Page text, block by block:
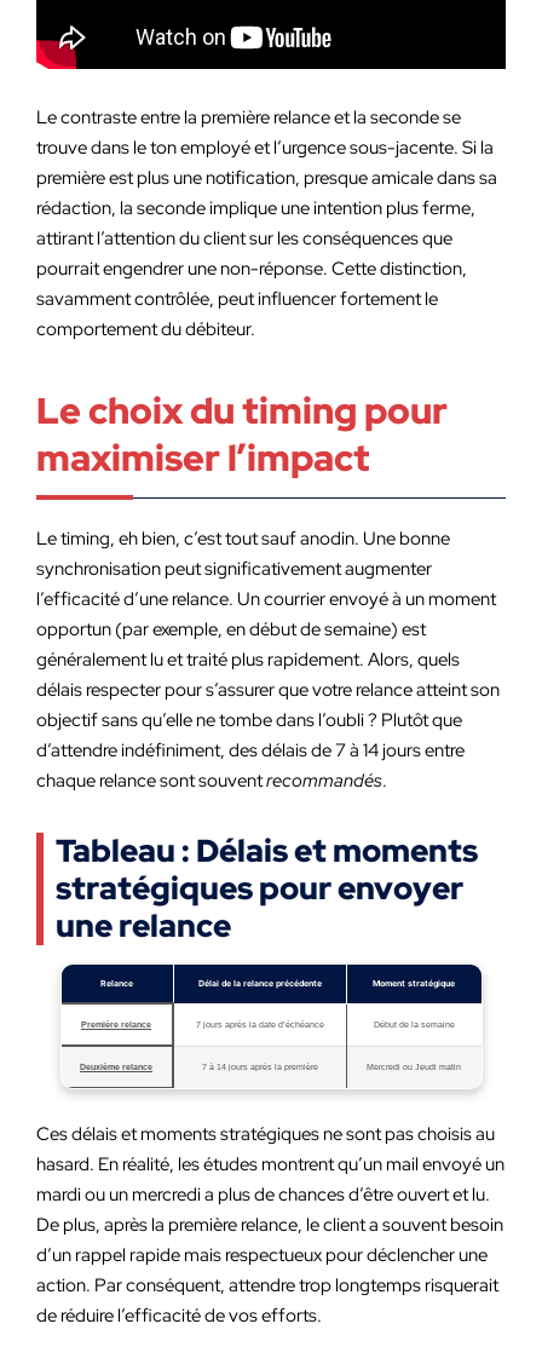
Le contraste entre la première relance et la seconde se
trouve dans le ton employé et l’urgence sous-jacente. Si la
première est plus une notification, presque amicale dans sa
rédaction, la seconde implique une intention plus ferme,
attirant l’attention du client sur les conséquences que
pourrait engendrer une non-réponse. Cette distinction,
savamment contrôlée, peut influencer fortement le
comportement du débiteur.
Le choix du timing pour
maximiser l’impact
Le timing, eh bien, c’est tout sauf anodin. Une bonne
synchronisation peut significativement augmenter
l’efficacité d’une relance. Un courrier envoyé à un moment
opportun (par exemple, en début de semaine) est
généralement lu et traité plus rapidement. Alors, quels
délais respecter pour s’assurer que votre relance atteint son
objectif sans qu’elle ne tombe dans l’oubli ? Plutôt que
d’attendre indéfiniment, des délais de 7 à 14 jours entre
chaque relance sont souventrecommandés.
Tableau : Délais et moments
stratégiques pour envoyer
une relance
Relance Délai de la relance précédente Moment stratégique
Première relance 7 jours après la date d’échéance Début de la semaine
Deuxième relance 7 à 14 jours après la première Mercredi ou Jeudi matin
Ces délais et moments stratégiques ne sont pas choisis au
hasard. En réalité, les études montrent qu’un mail envoyé un
mardi ou un mercredi a plus de chances d’être ouvert et lu.
De plus, après la première relance, le client a souvent besoin
d’un rappel rapide mais respectueux pour déclencher une
action. Par conséquent, attendre trop longtemps risquerait
de réduire l’efficacité de vos efforts.